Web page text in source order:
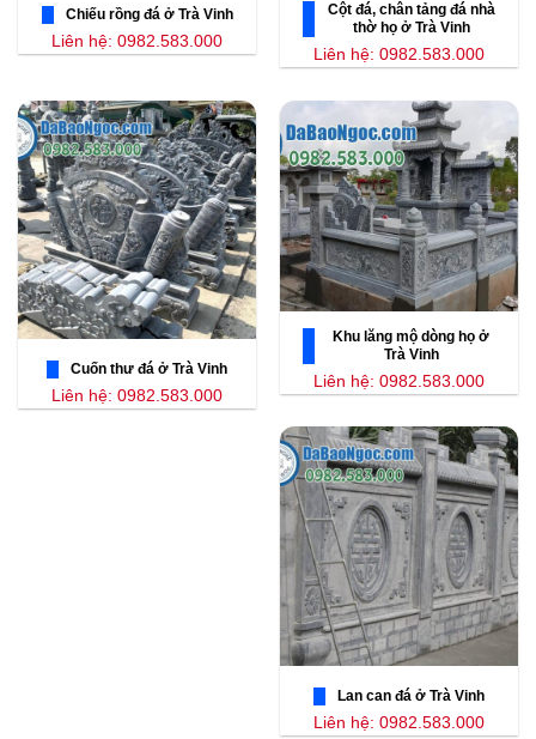
Chiếu rồng đá ở Trà Vinh
Liên hệ: 0982.583.000
Cột đá, chân tảng đá nhà
thờ họ ở Trà Vinh
Liên hệ: 0982.583.000
Cuốn thư đá ở Trà Vinh
Liên hệ: 0982.583.000
Khu lăng mộ dòng họ ở
Trà Vinh
Liên hệ: 0982.583.000
Lan can đá ở Trà Vinh
Liên hệ: 0982.583.000